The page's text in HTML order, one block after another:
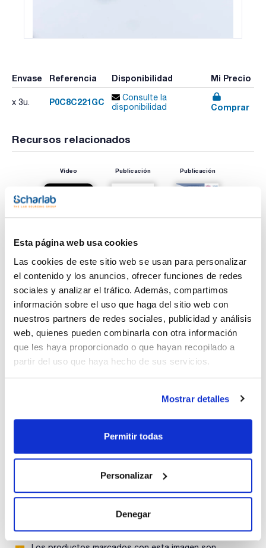
Esta página web usa cookies
Las cookies de este sitio web se usan para personalizar
el contenido y los anuncios, ofrecer funciones de redes
sociales y analizar el tráfico. Además, compartimos
información sobre el uso que haga del sitio web con
nuestros partners de redes sociales, publicidad y análisis
web, quienes pueden combinarla con otra información
que les haya proporcionado o que hayan recopilado a
partir del uso que haya hecho de sus servicios.
Mostrar detalles
Permitir todas
Personalizar
Denegar
Envase Referencia Disponibilidad Mi Precio
x 3u. P0C8C221GC
Consulte la
disponibilidad
Comprar
Recursos relacionados
Vídeo Publicación Publicación
Imprimir ficha de
producto
Características
Fase : C8
Tamaño de poro (Å) : 100
Tamaño de partícula (μm) : 2,6
Diámetro interno (mm) : 2,1
Longitud (mm) : 5
Pack (u.) : 3
Precolumnas para HPLC Scharlau Kromaphase Core Shell
Ver más
Documentación técnica
descargas
Regístrate para